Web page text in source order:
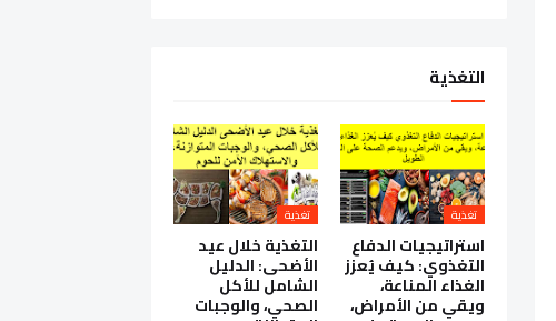
التغذية
تغذية
استراتيجيات الدفاع
التغذوي: كيف يُعزز
الغذاء المناعة،
ويقي من الأمراض،
تغذية
التغذية خلال عيد
الأضحى: الدليل
الشامل للأكل
الصحي، والوجبات